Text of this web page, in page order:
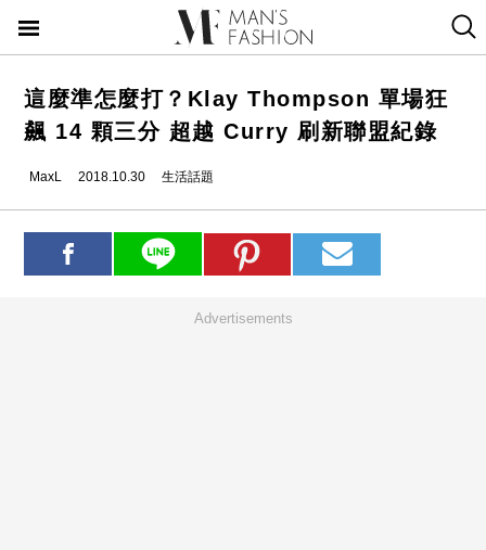
這麼準怎麼打？Klay Thompson 單場狂
飆 14 顆三分 超越 Curry 刷新聯盟紀錄
MaxL 2018.10.30 生活話題
Advertisements